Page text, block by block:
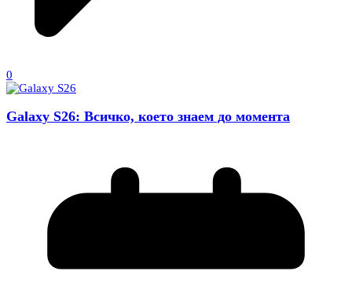
0
Galaxy S26: Всичко, което знаем до момента